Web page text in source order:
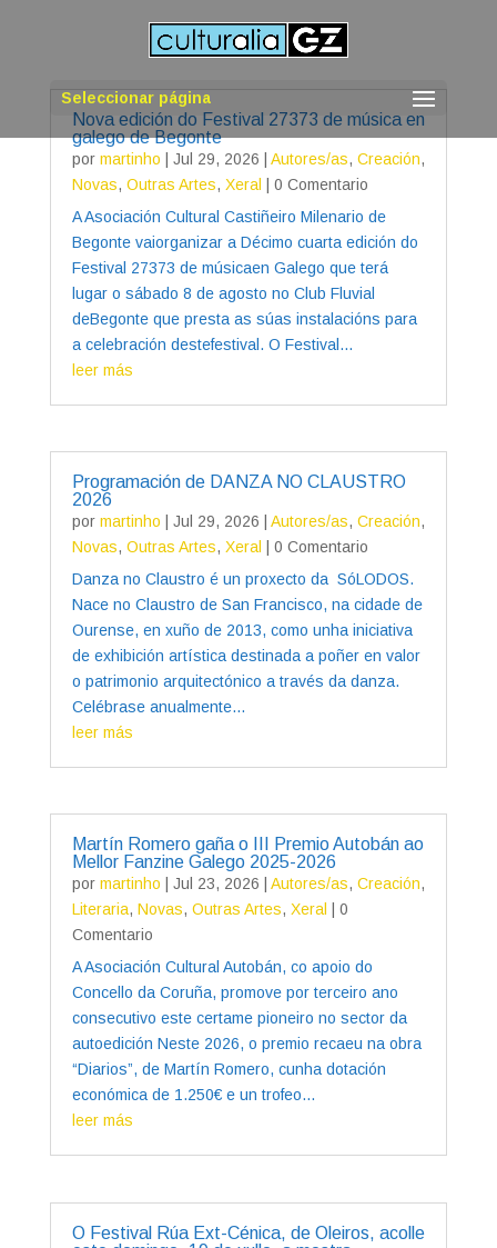
Seleccionar página
Nova edición do Festival 27373 de música en
galego de Begonte
por martinho Jul 29, 2026 Autores/as, Creación,
Novas, Outras Artes, Xeral
| 0 Comentario
A Asociación Cultural Castiñeiro Milenario de
Begonte vaiorganizar a Décimo cuarta edición do
Festival 27373 de músicaen Galego que terá
lugar o sábado 8 de agosto no Club Fluvial
deBegonte que presta as súas instalacións para
a celebración destefestival. O Festival...
leer más
Programación de DANZA NO CLAUSTRO
2026
por martinho Jul 29, 2026 Autores/as, Creación,
Novas, Outras Artes, Xeral
| 0 Comentario
Danza no Claustro é un proxecto da SóLODOS.
Nace no Claustro de San Francisco, na cidade de
Ourense, en xuño de 2013, como unha iniciativa
de exhibición artística destinada a poñer en valor
o patrimonio arquitectónico a través da danza.
Celébrase anualmente...
leer más
Martín Romero gaña o III Premio Autobán ao
Mellor Fanzine Galego 2025-2026
por martinho Jul 23, 2026 Autores/as, Creación,
Literaria, Novas, Outras Artes, Xeral
| 0
Comentario
A Asociación Cultural Autobán, co apoio do
Concello da Coruña, promove por terceiro ano
consecutivo este certame pioneiro no sector da
autoedición Neste 2026, o premio recaeu na obra
“Diarios”, de Martín Romero, cunha dotación
económica de 1.250€ e un trofeo...
leer más
O Festival Rúa Ext-Cénica, de Oleiros, acolle